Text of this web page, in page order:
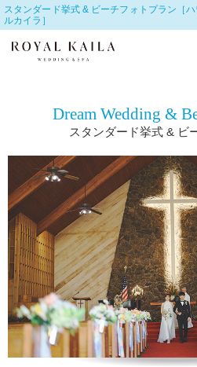
スタンダード挙式 & ビーチフォトプラン［
ルカイラ］
Dream Wedding &
スタンダード挙式 & ビ